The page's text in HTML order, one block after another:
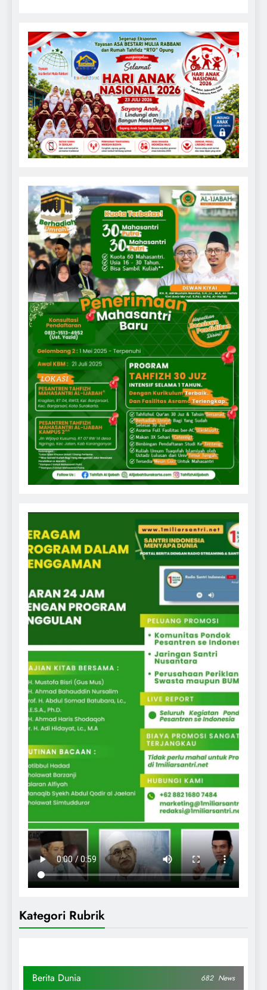
Kategori Rubrik
Berita Dunia 682 News